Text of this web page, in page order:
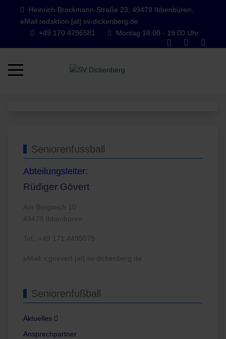
Heinrich-Brockmann-Straße 23, 49479 Ibbenbüren,
eMail redaktion [at] sv-dickenberg.de
+49 170 4796581
Montag 18:00 - 19:00 Uhr
Mobile Menu Toggle
Seniorenfussball
Abteilungsleiter:
Rüdiger Gövert
Am Bergteich 10
49479 Ibbenbüren
Tel.: +49 171 4495079
eMail: r.goevert [at] sv-dickenberg.de
Seniorenfußball
Aktuelles
Ansprechpartner